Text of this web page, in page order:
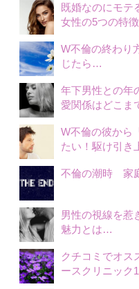
既婚なのにモ
女性の5つの特徴
W不倫の終わり
じたら…
年下男性との
愛関係はどこま
W不倫の彼から
たい！駆け引き
不倫の潮時 家
男性の視線を惹
魅力とは…
クチコミでオス
ースクリニック